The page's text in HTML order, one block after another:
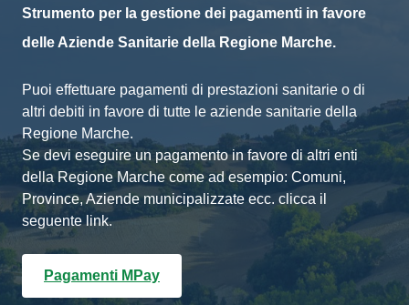
Strumento per la gestione dei pagamenti in favore
delle Aziende Sanitarie della Regione Marche.
Puoi effettuare pagamenti di prestazioni sanitarie o di
altri debiti in favore di tutte le aziende sanitarie della
Regione Marche.
Se devi eseguire un pagamento in favore di altri enti
della Regione Marche come ad esempio: Comuni,
Province, Aziende municipalizzate ecc. clicca il
seguente link.
Pagamenti MPay